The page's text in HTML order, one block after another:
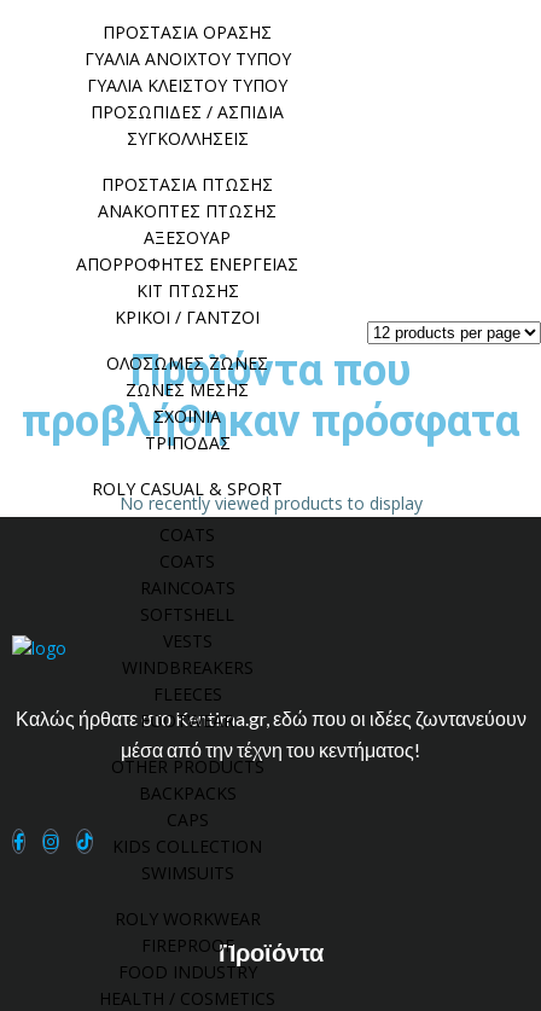
ΠΡΟΣΤΑΣΙΑ ΟΡΑΣΗΣ
ΓΥΑΛΙΑ ΑΝΟΙΧΤΟΥ ΤΥΠΟΥ
ΓΥΑΛΙΑ ΚΛΕΙΣΤΟΥ ΤΥΠΟΥ
ΠΡΟΣΩΠΙΔΕΣ / ΑΣΠΙΔΙΑ
ΣΥΓΚΟΛΛΗΣΕΙΣ
ΠΡΟΣΤΑΣΙΑ ΠΤΩΣΗΣ
ΑΝΑΚΟΠΤΕΣ ΠΤΩΣΗΣ
ΑΞΕΣΟΥΑΡ
ΑΠΟΡΡΟΦΗΤΕΣ ΕΝΕΡΓΕΙΑΣ
ΚΙΤ ΠΤΩΣΗΣ
ΚΡΙΚΟΙ / ΓΑΝΤΖΟΙ
ΟΛΟΣΩΜΕΣ ΖΩΝΕΣ
ΖΩΝΕΣ ΜΕΣΗΣ
ΣΧΟΙΝΙΑ
ΤΡΙΠΟΔΑΣ
ROLY CASUAL & SPORT
COATS
COATS
RAINCOATS
SOFTSHELL
VESTS
WINDBREAKERS
FLEECES
FOOTWEAR
OTHER PRODUCTS
BACKPACKS
CAPS
KIDS COLLECTION
SWIMSUITS
ROLY WORKWEAR
FIREPROOF
FOOD INDUSTRY
HEALTH / COSMETICS
Προϊόντα που
προβλήθηκαν πρόσφατα
No recently viewed products to display
Καλώς ήρθατε στο Kentima.gr, εδώ που οι ιδέες ζωντανεύουν
μέσα από την τέχνη του κεντήματος!
Προϊόντα